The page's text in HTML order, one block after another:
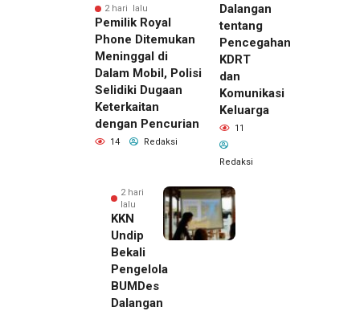
2 hari lalu
Pemilik Royal
Phone Ditemukan
Meninggal di
Dalam Mobil, Polisi
Selidiki Dugaan
Keterkaitan
dengan Pencurian
14 Redaksi
Dalangan
tentang
Pencegahan
KDRT
dan
Komunikasi
Keluarga
11
Redaksi
2 hari
lalu
KKN
Undip
Bekali
Pengelola
BUMDes
Dalangan